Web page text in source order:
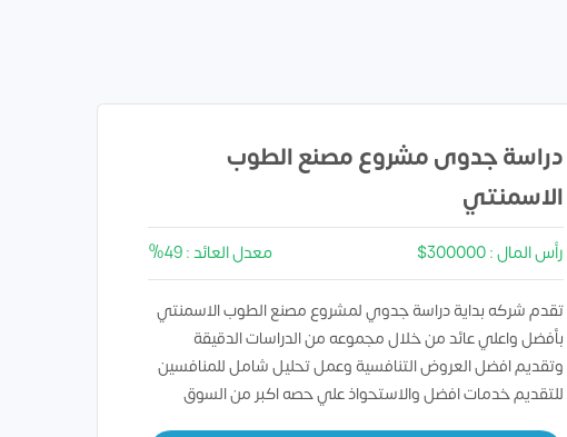
دراسة جدوى مشروع مصنع الطوب
الاسمنتي
رأس المال : 300000$ معدل العائد : 49%
تقدم شركه بداية دراسة جدوي لمشروع مصنع الطوب الاسمنتي
بأفضل واعلي عائد من خلال مجموعه من الدراسات الدقيقة
وتقديم افضل العروض التنافسية وعمل تحليل شامل للمنافسين
للتقديم خدمات افضل والاستحواذ علي حصه اكبر من السوق